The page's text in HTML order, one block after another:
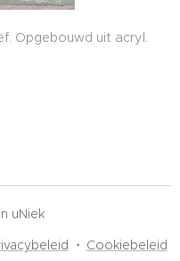
Opgebouwd uit acryl.
uNiek
Cookiebeleid